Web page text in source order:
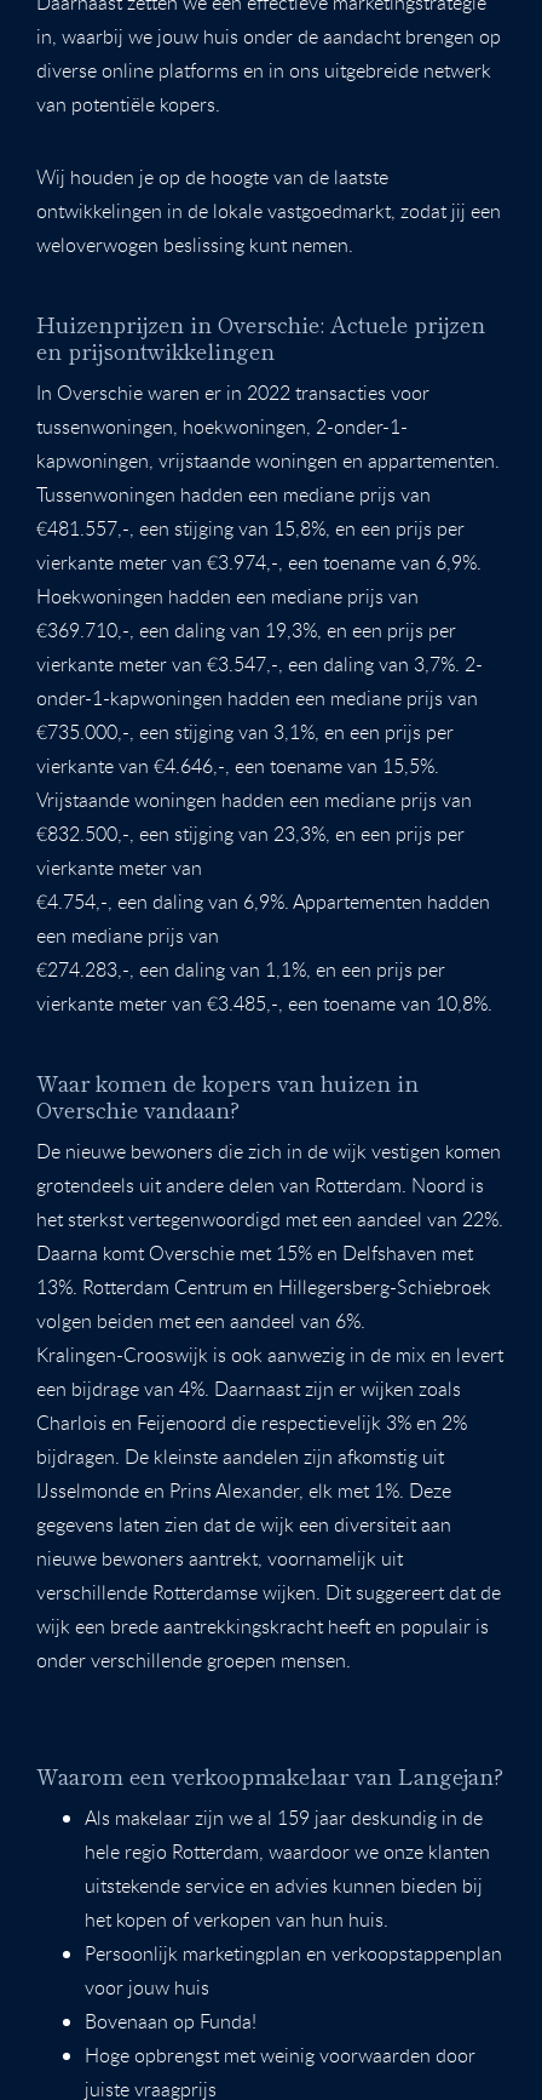
in, waarbij we jouw huis onder de aandacht brengen op
diverse online platforms en in ons uitgebreide netwerk
van potentiële kopers.
Wij houden je op de hoogte van de laatste
ontwikkelingen in de lokale vastgoedmarkt, zodat jij een
weloverwogen beslissing kunt nemen.
Huizenprijzen in Overschie: Actuele prijzen
en prijsontwikkelingen
In Overschie waren er in 2022 transacties voor
tussenwoningen, hoekwoningen, 2-onder-1-
kapwoningen, vrijstaande woningen en appartementen.
Tussenwoningen hadden een mediane prijs van
€481.557,-, een stijging van 15,8%, en een prijs per
vierkante meter van €3.974,-, een toename van 6,9%.
Hoekwoningen hadden een mediane prijs van
€369.710,-, een daling van 19,3%, en een prijs per
vierkante meter van €3.547,-, een daling van 3,7%. 2-
onder-1-kapwoningen hadden een mediane prijs van
€735.000,-, een stijging van 3,1%, en een prijs per
vierkante van €4.646,-, een toename van 15,5%.
Vrijstaande woningen hadden een mediane prijs van
€832.500,-, een stijging van 23,3%, en een prijs per
vierkante meter van
€4.754,-, een daling van 6,9%. Appartementen hadden
een mediane prijs van
€274.283,-, een daling van 1,1%, en een prijs per
vierkante meter van €3.485,-, een toename van 10,8%.
Waar komen de kopers van huizen in
Overschie vandaan?
De nieuwe bewoners die zich in de wijk vestigen komen
grotendeels uit andere delen van Rotterdam. Noord is
het sterkst vertegenwoordigd met een aandeel van 22%.
Daarna komt Overschie met 15% en Delfshaven met
13%. Rotterdam Centrum en Hillegersberg-Schiebroek
volgen beiden met een aandeel van 6%.
Kralingen-Crooswijk is ook aanwezig in de mix en levert
een bijdrage van 4%. Daarnaast zijn er wijken zoals
Charlois en Feijenoord die respectievelijk 3% en 2%
bijdragen. De kleinste aandelen zijn afkomstig uit
IJsselmonde en Prins Alexander, elk met 1%. Deze
gegevens laten zien dat de wijk een diversiteit aan
nieuwe bewoners aantrekt, voornamelijk uit
verschillende Rotterdamse wijken. Dit suggereert dat de
wijk een brede aantrekkingskracht heeft en populair is
onder verschillende groepen mensen.
Waarom een verkoopmakelaar van Langejan?
Als makelaar zijn we al 159 jaar deskundig in de
hele regio Rotterdam, waardoor we onze klanten
uitstekende service en advies kunnen bieden bij
het kopen of verkopen van hun huis.
Persoonlijk marketingplan en verkoopstappenplan
voor jouw huis
Bovenaan op Funda!
Hoge opbrengst met weinig voorwaarden door
juiste vraagprijs